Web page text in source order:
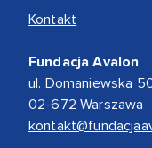
Kontakt
Fundacja Avalon
ul. Domaniewska
02-672 Warszawa